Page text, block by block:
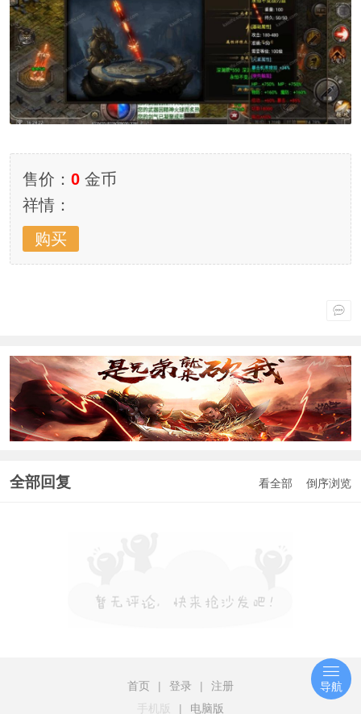
售价： 0金币
祥情：
购买
全部回复 看全部 倒序浏览
首页 | 登录 |
注册
手机版
| 电脑版
导航